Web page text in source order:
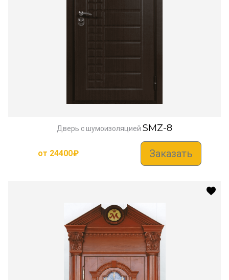
Дверь с шумоизоляцией SMZ-8
от 24400₽ Заказать